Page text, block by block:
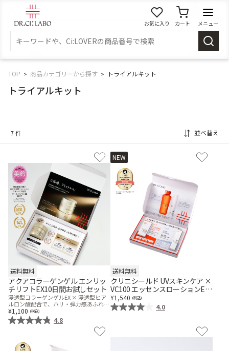
お気に入り カート メニュー
商品カテゴリーから探す
角質・導入美容液 化粧水
乳液 美容液
ゲル クリーム
UVケア マスク
TOP 商品カテゴリーから探す トライアルキット
トライアルキット
7 件 並べ替え
送料無料
アクアコラーゲンゲル エンリッ
チリフトEX10日間お試しセット
浸透型コラーゲンゲルEX × 浸透型ヒア
ルロン酸配合で、ハリ・弾力感あふれる
肌へ。
1,100
4.8
NEW
送料無料
クリニシールド UVスキンケア ×
VC100 エッセンスローションEX
お試しセット
1,540
4.0